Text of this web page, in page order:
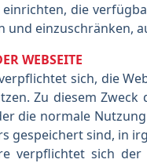
die
und einzuschränken,
WEBSEITE
sich, die
Zu diesem
die normale
gespeichert sind, in
verpflichtet sich